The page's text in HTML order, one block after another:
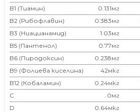
B1 (Тиамин)
0.131мг
B2 (Рибофлавин)
0.383мг
B3 (Ниацианамид)
1.03мг
B5 (Пантенол)
0.77мг
B6 (Пиродоксин)
0.238мг
B9 (Фолиева киселина)
42мкг
B12 (Кобаламин)
0.24мкг
C
0мг
D
0.64мкг